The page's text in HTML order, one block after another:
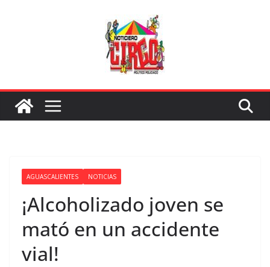
AGUASCALIENTES NOTICIAS
¡Alcoholizado joven se
mató en un accidente
vial!